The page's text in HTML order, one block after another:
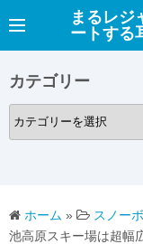
ン
ン
ツ
プ
まるレジ
ートする
カテゴリー
カ
テ
ー ホーム » スノー
池高原スキー場は超幅